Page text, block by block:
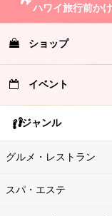
ハワイ旅行前か
ショップ
イベント
ジャンル
グルメ・レストラン
スパ・エステ